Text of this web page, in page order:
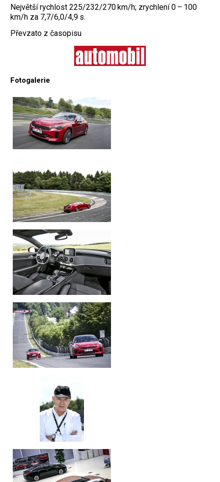
Největší rychlost 225/232/270 km/h; zrychlení 0 – 100
km/h za 7,7/6,0/4,9 s.
Převzato z časopisu
Fotogalerie